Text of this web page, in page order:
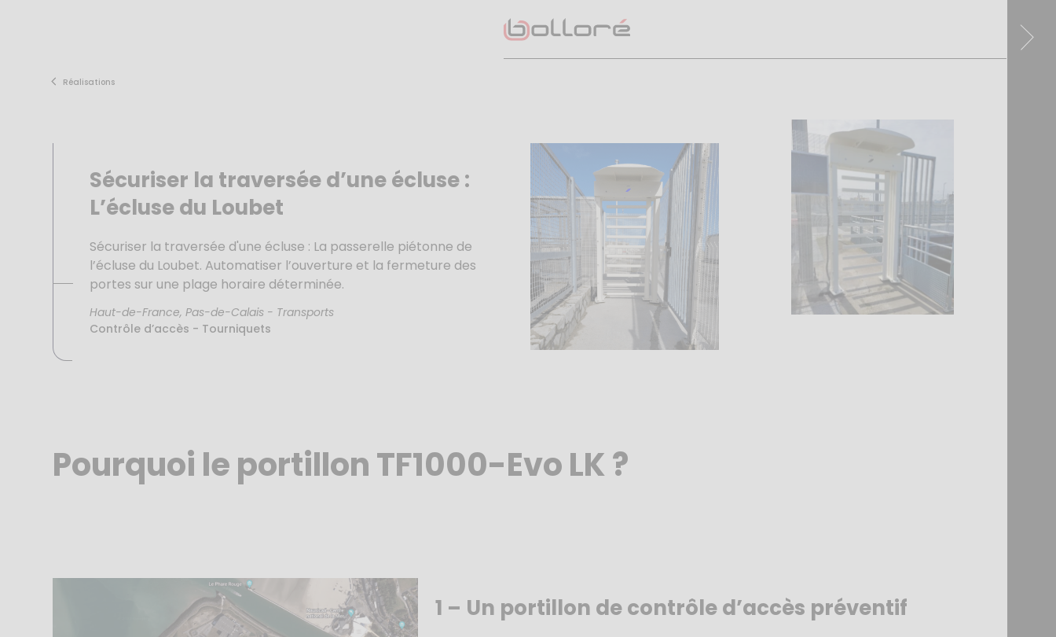
Réalisations
Sécuriser la traversée d’une écluse :
L’écluse du Loubet
Sécuriser la traversée d'une écluse : La passerelle piétonne de
l’écluse du Loubet. Automatiser l’ouverture et la fermeture des
portes sur une plage horaire déterminée.
Haut-de-France, Pas-de-Calais - Transports
Contrôle d’accès - Tourniquets
Pourquoi le portillon TF1000-Evo LK ?
1 – Un portillon de contrôle d’accès préventif